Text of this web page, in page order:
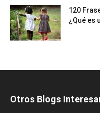
120
¿Qué es
Otros Blogs